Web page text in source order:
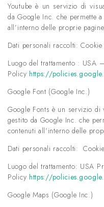
Youtube è un servizio di
da Google Inc. che permette
all’interno delle proprie
Dati personali raccolti:
Luogo del trattamento : USA
Policy https://
Google Font (Google Inc.)
Google Fonts è un servizio
gestito da Google Inc. che
contenuti all’interno delle
Dati personali raccolti:
Luogo del trattamento: USA
Policy https://
Google Maps (Google Inc.)